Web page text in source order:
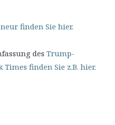
finden Sie hier.
des Trump-
finden Sie z.B. hier.